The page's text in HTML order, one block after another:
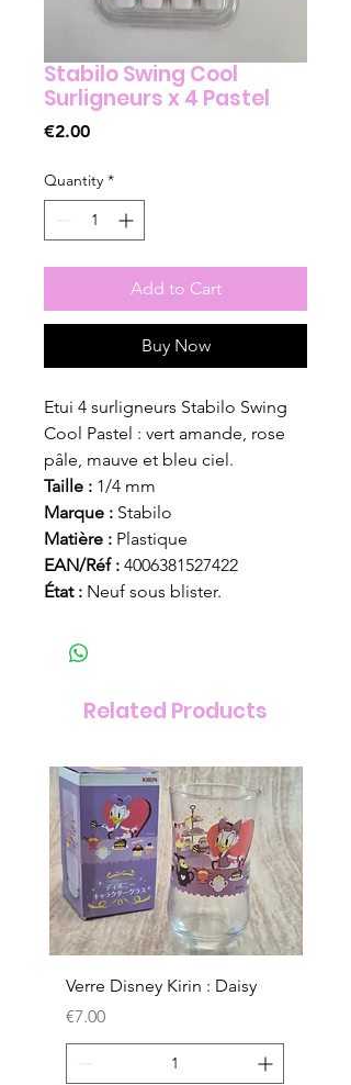
Stabilo Swing Cool
Surligneurs x 4 Pastel
€2.00Price
Quantity *
Add to Cart
Buy Now
Etui 4 surligneurs Stabilo Swing
Cool Pastel : vert amande, rose
pâle, mauve et bleu ciel.
Taille : 1/4 mm
Marque : Stabilo
Matière : Plastique
EAN/Réf : 4006381527422
État : Neuf sous blister.
Related Products
Verre Disney Kirin : Daisy
Price
€7.00